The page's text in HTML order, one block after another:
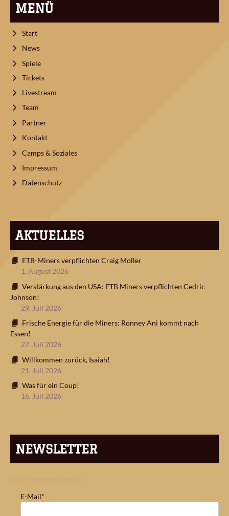
MENÜ
Start
News
Spiele
Tickets
Livestream
Team
Partner
Kontakt
Camps & Soziales
Impressum
Datenschutz
AKTUELLES
ETB-Miners verpflichten Craig Moller
1. August 2026
Verstärkung aus den USA: ETB Miners verpflichten Cedric
Johnson!
29. Juli 2026
Frische Energie für die Miners: Ronney Ani kommt nach
Essen!
27. Juli 2026
Willkommen zurück, Isaiah!
21. Juli 2026
Was für ein Coup!
16. Juli 2026
NEWSLETTER
E-Mail*